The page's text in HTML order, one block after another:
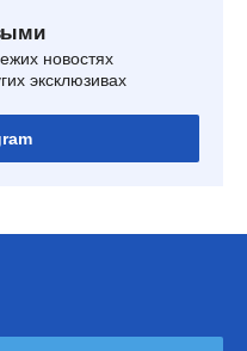
новостях
эксклюзивах